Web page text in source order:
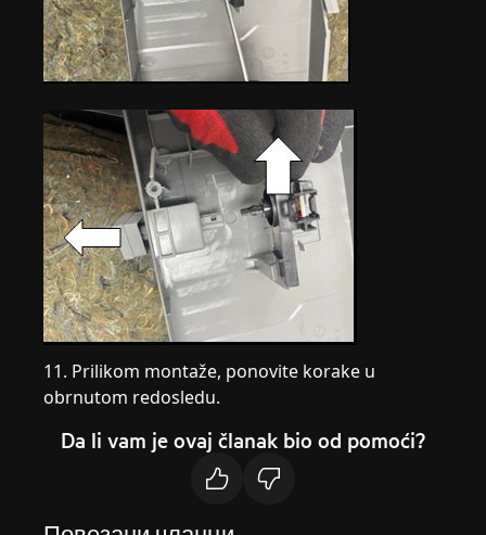
11. Prilikom montaže, ponovite korake u
obrnutom redosledu.
Da li vam je ovaj članak bio od pomoći?